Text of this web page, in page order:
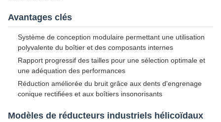
Avantages clés
Système de conception modulaire permettant une utilisation
polyvalente du boîtier et des composants internes
Rapport progressif des tailles pour une sélection optimale et
une adéquation des performances
Réduction améliorée du bruit grâce aux dents d'engrenage
conique rectifiées et aux boîtiers insonorisants
Modèles de réducteurs industriels hélicoïdaux